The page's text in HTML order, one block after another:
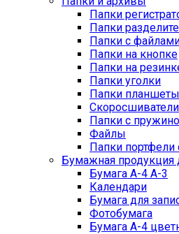
Папки
Папки
Папки с
Папки на кнопке
Папки на
Папки уголки
Папки планшеты
Скоросшиватели
Папки с
Файлы
Папки
Бумажная продукция
Бумага А-4 А-3
Календари
Бумага для
Фотобумага
Бумага А-4